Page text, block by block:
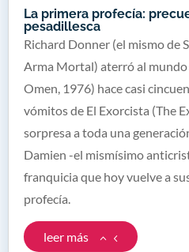
La primera profecía:
pesadillesca
Richard Donner (el mismo de
Arma Mortal) aterró al mundo
Omen, 1976) hace casi
vómitos de El Exorcista (The
sorpresa a toda una
Damien -el mismísimo
franquicia que hoy vuelve a
profecía.
leer más